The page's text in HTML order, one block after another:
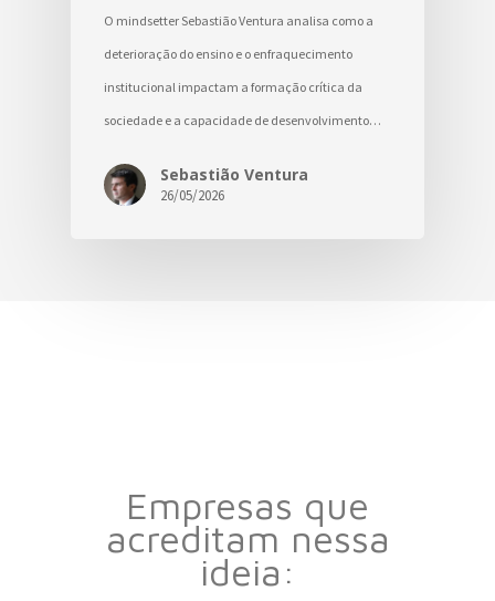
O mindsetter Sebastião Ventura analisa como a
deterioração do ensino e o enfraquecimento
institucional impactam a formação crítica da
sociedade e a capacidade de desenvolvimento…
Sebastião Ventura
26/05/2026
Empresas que
acreditam nessa
ideia: